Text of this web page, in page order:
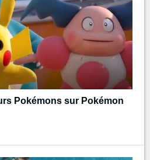
Pokémons sur Pokémon